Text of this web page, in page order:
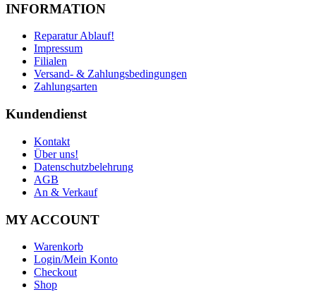
INFORMATION
Reparatur Ablauf!
Impressum
Filialen
Versand- & Zahlungsbedingungen
Zahlungsarten
Kundendienst
Kontakt
Über uns!
Datenschutzbelehrung
AGB
An & Verkauf
MY ACCOUNT
Warenkorb
Login/Mein Konto
Checkout
Shop